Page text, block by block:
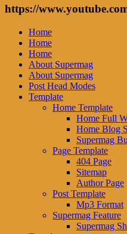
https://
Home
Home
Home
About Supermag
About Supermag
Post Head Modes
Template
Home Template
Home Full
Home Blog
Supermag
Page Template
404 Page
Sitemap
Author Page
Post Template
Mp3 Format
Supermag Feature
Supermag